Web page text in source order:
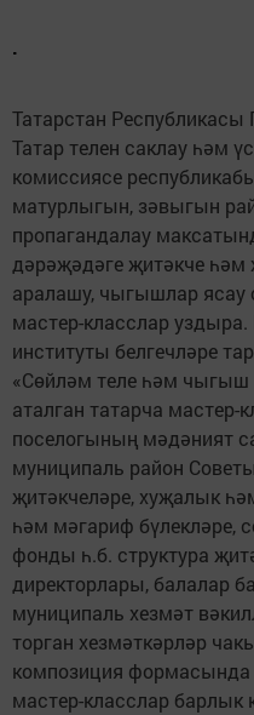
.
Татарстан
Татар телен саклау һәм
комиссиясе
матурлыгын, зәвыгын
пропагандалау
дәрәҗәдәге җитәкче һәм
аралашу, чыгышлар ясау
мастер-класслар
институты белгечләре
«Сөйләм теле һәм чыгыш
аталган татарча мастер-
поселогының мәдәният
муниципаль район
җитәкчеләре, хуҗалык
һәм мәгариф бүлекләре,
фонды һ.б. структура
директорлары, балалар
муниципаль хезмәт
торган хезмәткәрләр
композиция формасында
мастер-класслар барлык